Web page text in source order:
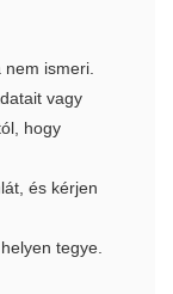
ismeri.
vagy
hogy
és kérjen
tegye.